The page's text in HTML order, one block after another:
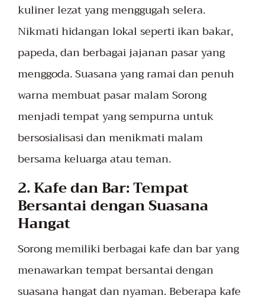
kuliner lezat yang menggugah selera.
Nikmati hidangan lokal seperti ikan bakar,
papeda, dan berbagai jajanan pasar yang
menggoda. Suasana yang ramai dan penuh
warna membuat pasar malam Sorong
menjadi tempat yang sempurna untuk
bersosialisasi dan menikmati malam
bersama keluarga atau teman.
2. Kafe dan Bar: Tempat
Bersantai dengan Suasana
Hangat
Sorong memiliki berbagai kafe dan bar yang
menawarkan tempat bersantai dengan
suasana hangat dan nyaman. Beberapa kafe